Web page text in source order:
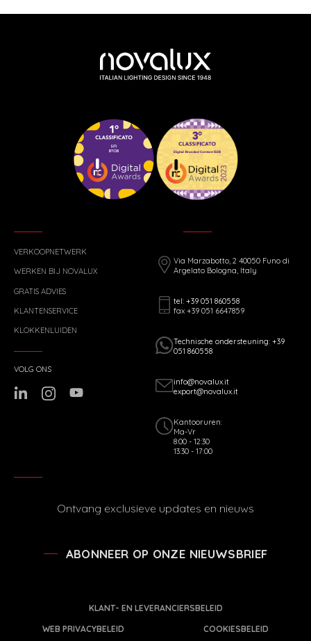
VERKOOPNETWERK
WERKEN BIJ NOVALUX
GRATIS ADVIES
KLANTENSERVICE
KLOKKENLUIDEN
Via Marzabotto, 2 40050 Funo di
Argelato Bologna, Italy
tel: +39 051 860558
fax +39 051 6647859
Technische ondersteuning: +39
051 860558
info@novalux.it
export@novalux.it
Kantooruren:
Ma-Vr
8:00 - 12:30
13:30 - 17:00
VOLG ONS
Ontvang exclusieve updates en nieuws
ABONNEER OP ONZE NIEUWSBRIEF
KLANT- EN LEVERANCIERSBELEID
WEB PRIVACYBELEID
COOKIESBELEID